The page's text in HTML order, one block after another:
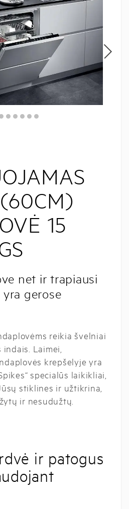
15
net ir trapiausi
gerose
reikia švelniai
Laimei,
krepšelyje yra
specialūs laikikliai,
stiklines ir užtikrina,
ir nesudužtų.
ir patogus